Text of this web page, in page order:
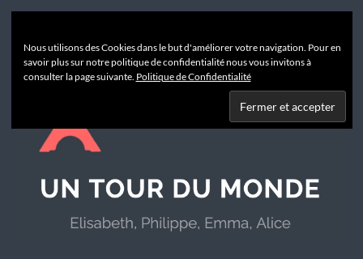
Nous utilisons des Cookies dans le but d'améliorer votre navigation. Pour en
savoir plus sur notre politique de confidentialité nous vous invitons à
consulter la page suivante. Politique de Confidentialité